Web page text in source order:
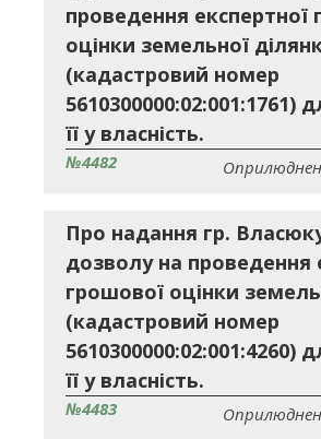
проведення експертної
оцінки земельної
(кадастровий номер
5610300000:02:001:1761)
її у власність.
№4482
Про надання гр.
дозволу на проведення
грошової оцінки
(кадастровий номер
5610300000:02:001:4260)
її у власність.
№4483